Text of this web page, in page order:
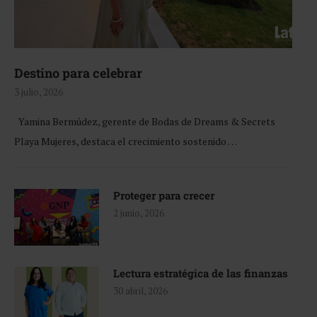
Destino para celebrar
3 julio, 2026
Yamina Bermúdez, gerente de Bodas de Dreams & Secrets
Playa Mujeres, destaca el crecimiento sostenido …
Proteger para crecer
2 junio, 2026
Lectura estratégica de las finanzas
30 abril, 2026